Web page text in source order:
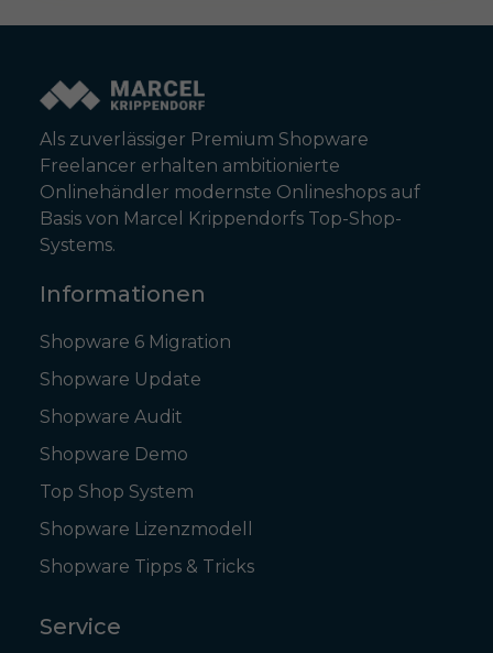
Als zuverlässiger Premium Shopware
Freelancer erhalten ambitionierte
Onlinehändler modernste Onlineshops auf
Basis von Marcel Krippendorfs Top-Shop-
Systems.
Informationen
Shopware 6 Migration
Shopware Update
Shopware Audit
Shopware Demo
Top Shop System
Shopware Lizenzmodell
Shopware Tipps & Tricks
Service